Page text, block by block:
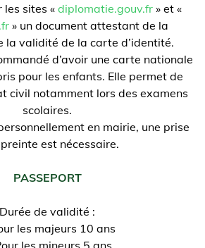
sites « diplomatie.gouv.fr » et «
» un document attestant de la
la validité de la carte d’identité.
d’avoir une carte nationale
pour les enfants. Elle permet de
civil notamment lors des examens
scolaires.
en mairie, une prise
est nécessaire.
PASSEPORT
Durée de validité :
les majeurs 10 ans